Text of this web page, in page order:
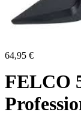
64,95 €
FELCO